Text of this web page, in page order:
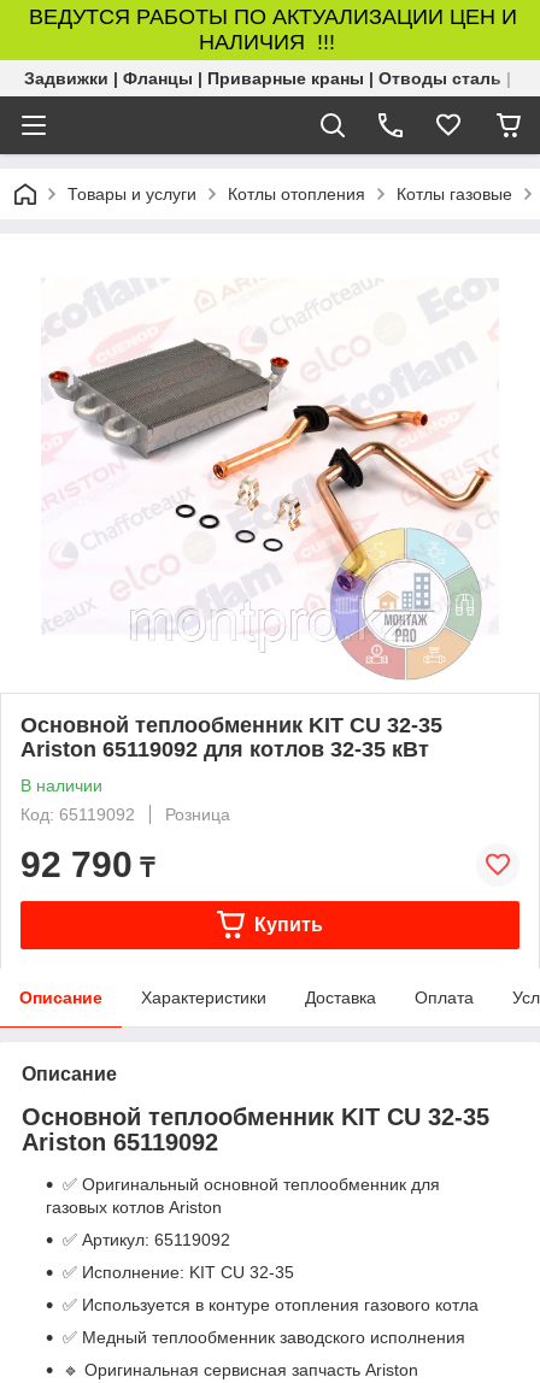
ВЕДУТСЯ РАБОТЫ ПО АКТУАЛИЗАЦИИ ЦЕН И
НАЛИЧИЯ !!!
Задвижки | Фланцы | Приварные краны | Отводы сталь |
Товары и услуги Котлы отопления Котлы газовые
Основной теплообменник KIT CU 32-35
Ariston 65119092 для котлов 32-35 кВт
В наличии
Код: 65119092
Розница
92 790 ₸
Купить
Описание Характеристики Доставка Оплата
Описание
Основной теплообменник KIT CU 32-35
Ariston 65119092
✅ Оригинальный основной теплообменник для
газовых котлов Ariston
✅ Артикул: 65119092
✅ Исполнение: KIT CU 32-35
✅ Используется в контуре отопления газового котла
✅ Медный теплообменник заводского исполнения
🔹 Оригинальная сервисная запчасть Ariston